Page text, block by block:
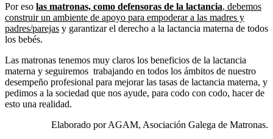
Por eso las matronas, como defensoras de la lactancia, debemos
construir un ambiente de apoyo para empoderar a las madres y
padres/parejas y garantizar el derecho a la lactancia materna de todos
los bebés.
Las matronas tenemos muy claros los beneficios de la lactancia
materna y seguiremos trabajando en todos los ámbitos de nuestro
desempeño profesional para mejorar las tasas de lactancia materna, y
pedimos a la sociedad que nos ayude, para codo con codo, hacer de
esto una realidad.
Elaborado por AGAM, Asociación Galega de Matronas.